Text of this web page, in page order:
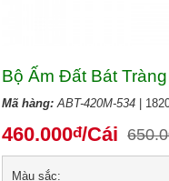
Bộ Ấm Đất Bát
Mã hàng:ABT-420M-534 |
460.000đ/Cái
Màu sắc: